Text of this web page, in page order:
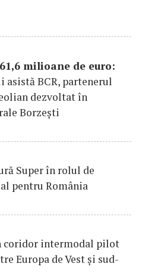
milioane de euro:
asistă BCR, partenerul
dezvoltat în
Borzești
Super în rolul de
pentru România
coridor intermodal pilot
Europa de Vest și sud-